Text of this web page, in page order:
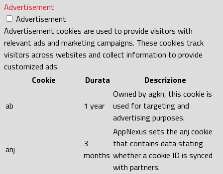
Advertisement
Advertisement
Advertisement cookies are used to provide visitors with
relevant ads and marketing campaigns. These cookies track
visitors across websites and collect information to provide
customized ads.
Cookie
Durata Descrizione
ab 1 year
Owned by agkn, this cookie is
used for targeting and
advertising purposes.
anj
3
months
AppNexus sets the anj cookie
that contains data stating
whether a cookie ID is synced
with partners.